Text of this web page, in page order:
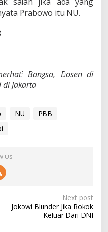
Prabowo itu NU.
Bangsa, Dosen di
di Jakarta
NU
PBB
Us
Next post
Jokowi Blunder Jika Rokok
Keluar Dari DNI